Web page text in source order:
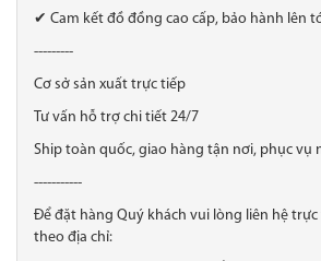
✔ Cam kết đồ đồng cao cấp, bảo hành lên
---------
Cơ sở sản xuất trực tiếp
Tư vấn hỗ trợ chi tiết 24/7
Ship toàn quốc, giao hàng tận nơi, phục vụ
-----------
Để đặt hàng Quý khách vui lòng liên hệ trực
theo địa chỉ: